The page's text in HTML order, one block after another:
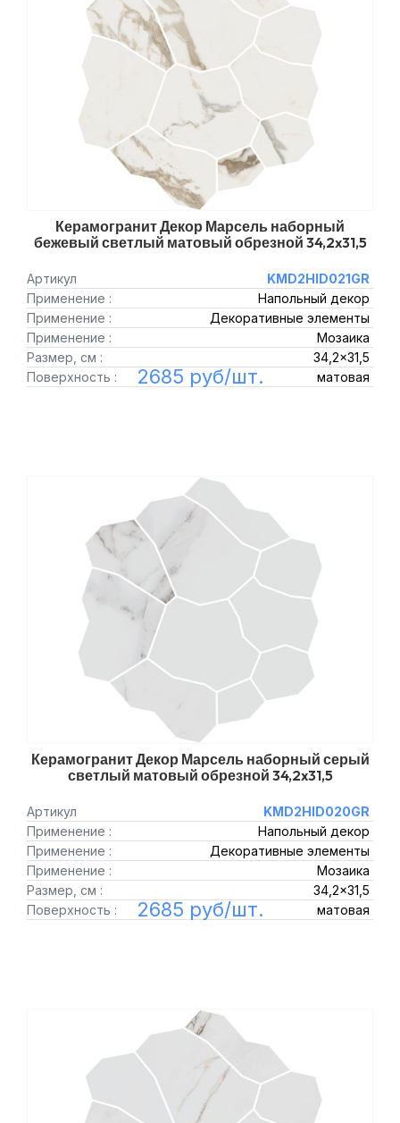
Керамогранит Декор Марсель наборный
бежевый светлый матовый обрезной 34,2x31,5
Артикул
KMD2HID021GR
Применение :
Напольный декор
Применение :
Декоративные элементы
Применение :
Мозаика
Размер, см :
34,2x31,5
Поверхность :
матовая
2685 руб/шт.
Керамогранит Декор Марсель наборный серый
светлый матовый обрезной 34,2x31,5
Артикул
KMD2HID020GR
Применение :
Напольный декор
Применение :
Декоративные элементы
Применение :
Мозаика
Размер, см :
34,2x31,5
Поверхность :
матовая
2685 руб/шт.